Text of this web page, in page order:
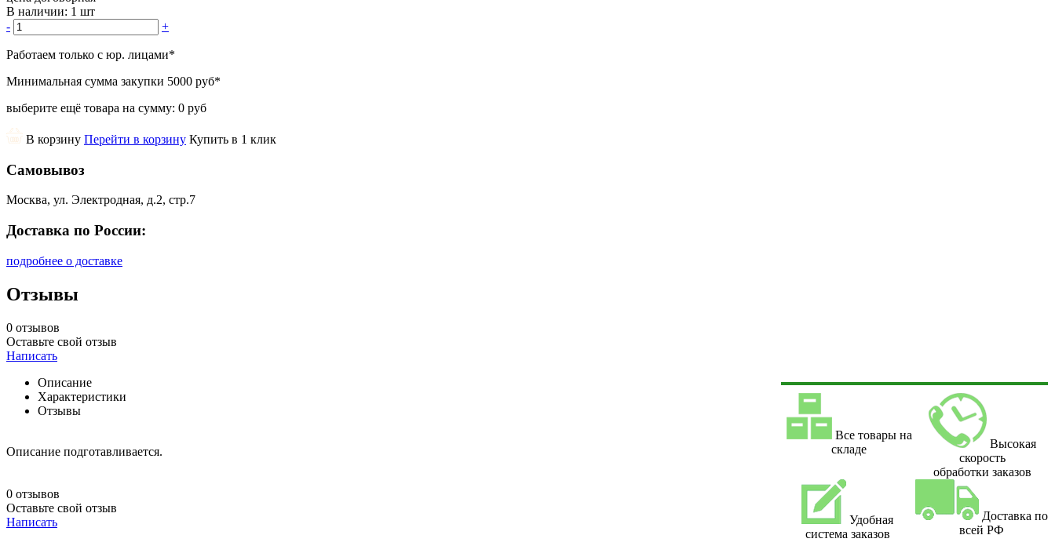
В наличии: 1 шт
-
+
Работаем только с юр. лицами*
Минимальная сумма закупки 5000 руб*
выберите ещё товара на сумму: 0 руб
В корзину Перейти в корзину Купить в 1 клик
Самовывоз
Москва, ул. Электродная, д.2, стр.7
Доставка по России:
подробнее о доставке
Отзывы
0 отзывов
Оставьте свой отзыв
Написать
Описание
Характеристики
Отзывы
Описание подготавливается.
0 отзывов
Оставьте свой отзыв
Написать
Все товары на
складе
Высокая
скорость
обработки заказов
Удобная
система заказов
Доставка по
всей РФ